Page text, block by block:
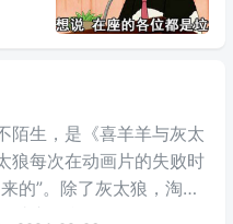
陌生，是《喜羊羊与灰太
狼每次在动画片的失败时
的”。除了灰太狼，淘